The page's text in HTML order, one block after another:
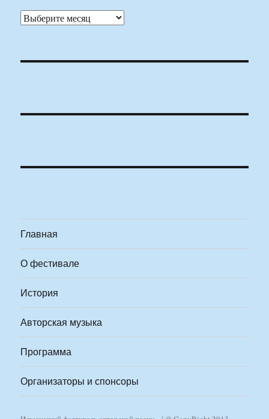
Архивы
Главная
О фестивале
История
Авторская музыка
Программа
Организаторы и спонсоры